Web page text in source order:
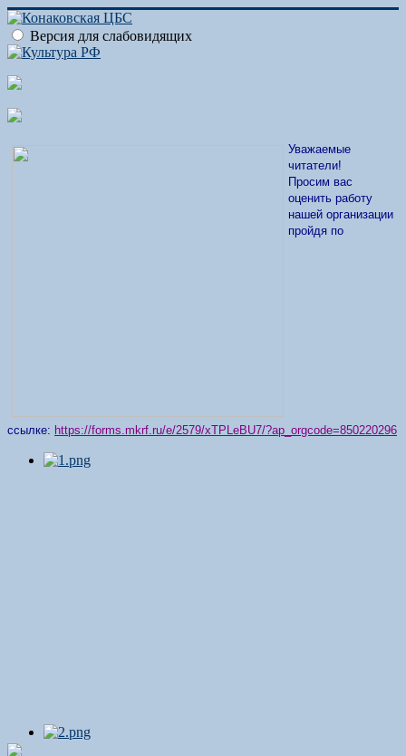
Версия для слабовидящих
Уважаемые
читатели!
Просим вас
оценить работу
нашей организации
пройдя по
ссылке: https://forms.mkrf.ru/e/2579/xTPLeBU7/?ap_orgcode=850220296